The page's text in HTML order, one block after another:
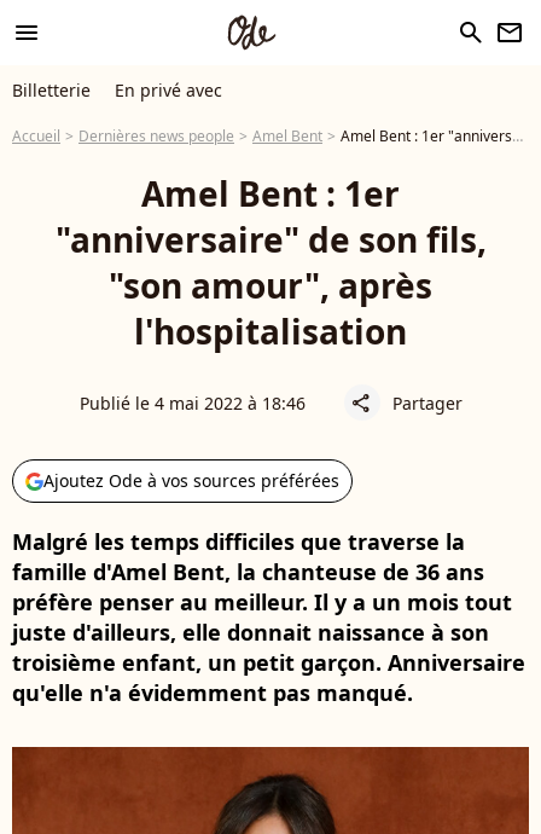
menu search newsletter
Billetterie En privé avec
Accueil Dernières news people Amel Bent Amel Bent : 1er "anniversaire" de son fils, "son amour", après l'hospitalisation
Amel Bent : 1er
"anniversaire" de son fils,
"son amour", après
l'hospitalisation
Publié le 4 mai 2022 à 18:46 share Partager
Ajoutez Ode à vos sources préférées
Malgré les temps difficiles que traverse la
famille d'Amel Bent, la chanteuse de 36 ans
préfère penser au meilleur. Il y a un mois tout
juste d'ailleurs, elle donnait naissance à son
troisième enfant, un petit garçon. Anniversaire
qu'elle n'a évidemment pas manqué.